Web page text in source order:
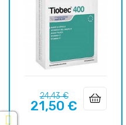
Базовая
цена
24,43 €Цена
21,50 €